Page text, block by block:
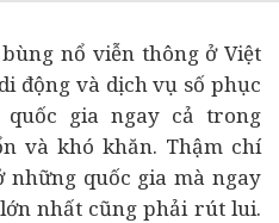
nổ viễn thông ở Việt
động và dịch vụ số phục
gia ngay cả trong
và khó khăn. Thậm chí
những quốc gia mà ngay
nhất cũng phải rút lui.